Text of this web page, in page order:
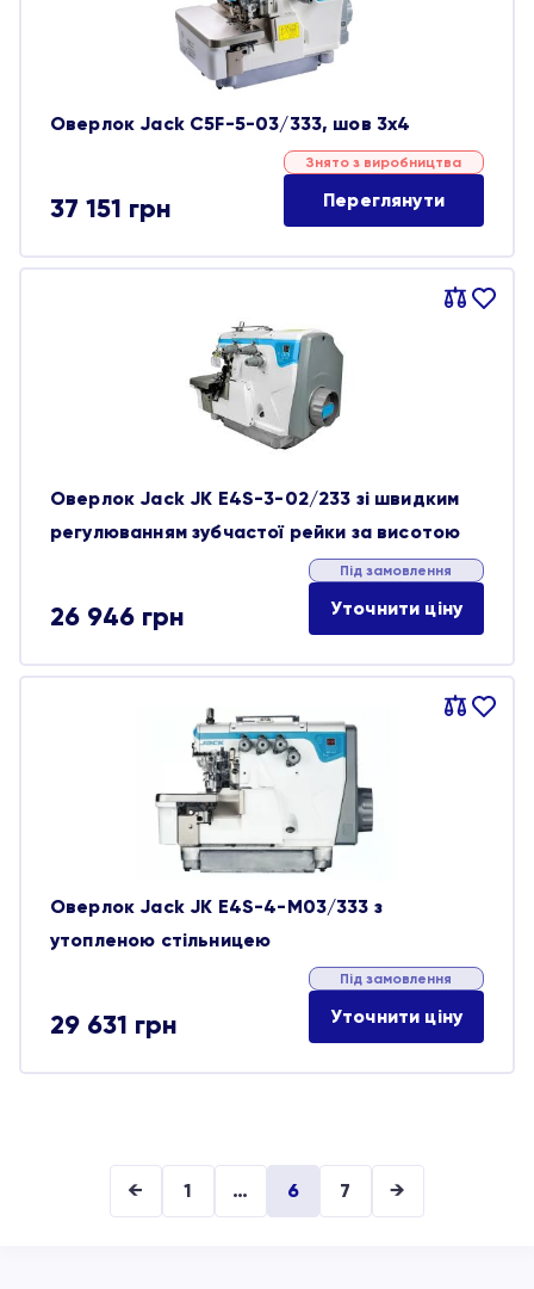
Оверлок Jack C5F-5-03/333, шов 3х4
37 151 грн
Знято з виробництва
Переглянути
Порівняти
В
Оверлок Jack JK E4S-3-02/233 зі швидким
регулюванням зубчастої рейки за висотою
26 946 грн
Під замовлення
Уточнити ціну
Порівняти
В
Оверлок Jack JK E4S-4-M03/333 з
утопленою стільницею
29 631 грн
Під замовлення
Уточнити ціну
← 1 … 6 7 →